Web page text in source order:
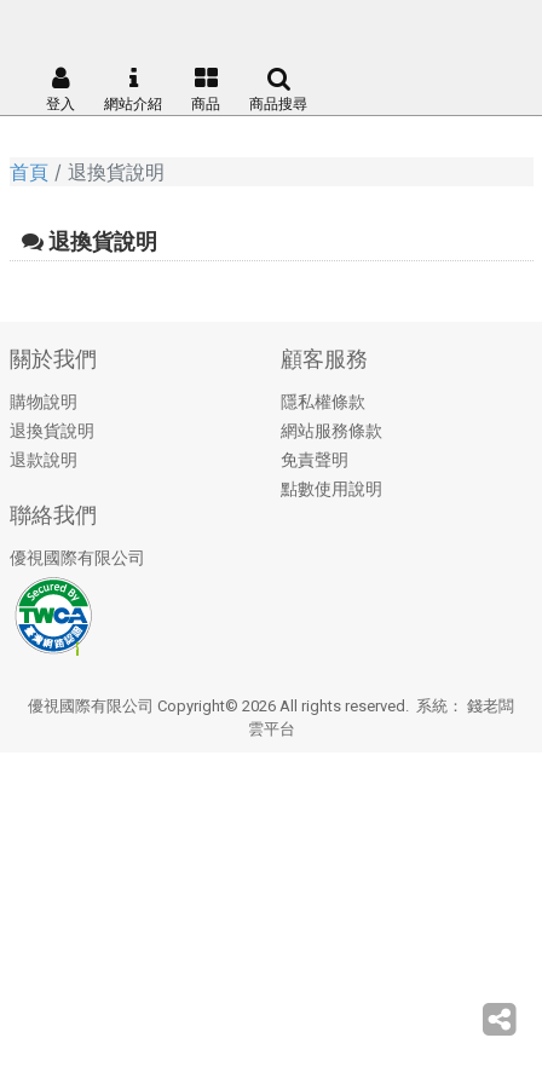
登入 網站介紹 商品 商品搜尋
首頁 退換貨說明
退換貨說明
關於我們
購物說明
退換貨說明
退款說明
顧客服務
隱私權條款
網站服務條款
免責聲明
點數使用說明
聯絡我們
優視國際有限公司
優視國際有限公司 Copyright© 2026 All rights reserved. 系統： 錢老闆
雲平台